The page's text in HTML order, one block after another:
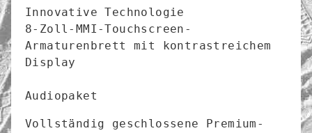
Innovative Technologie
8-Zoll-MMI-Touchscreen-
Armaturenbrett mit kontrastreichem
Display
Vollständig geschlossene Premium-